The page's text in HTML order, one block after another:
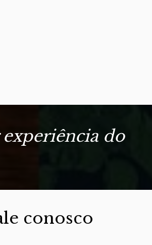
experiência do
conosco